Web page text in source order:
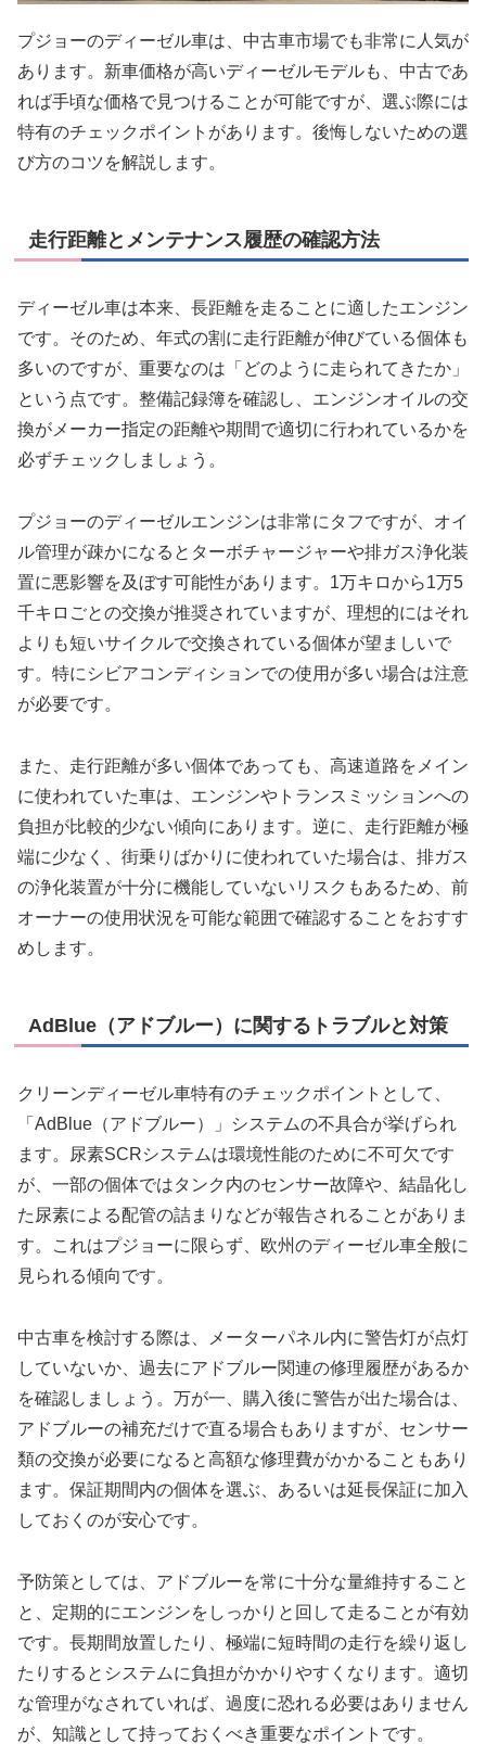
プジョーのディーゼル車は、中古車市場でも非常に人気が
あります。新車価格が高いディーゼルモデルも、中古であ
れば手頃な価格で見つけることが可能ですが、選ぶ際には
特有のチェックポイントがあります。後悔しないための選
び方のコツを解説します。
走行距離とメンテナンス履歴の確認方法
ディーゼル車は本来、長距離を走ることに適したエンジン
です。そのため、年式の割に走行距離が伸びている個体も
多いのですが、重要なのは「どのように走られてきたか」
という点です。整備記録簿を確認し、エンジンオイルの交
換がメーカー指定の距離や期間で適切に行われているかを
必ずチェックしましょう。
プジョーのディーゼルエンジンは非常にタフですが、オイ
ル管理が疎かになるとターボチャージャーや排ガス浄化装
置に悪影響を及ぼす可能性があります。1万キロから1万5
千キロごとの交換が推奨されていますが、理想的にはそれ
よりも短いサイクルで交換されている個体が望ましいで
す。特にシビアコンディションでの使用が多い場合は注意
が必要です。
また、走行距離が多い個体であっても、高速道路をメイン
に使われていた車は、エンジンやトランスミッションへの
負担が比較的少ない傾向にあります。逆に、走行距離が極
端に少なく、街乗りばかりに使われていた場合は、排ガス
の浄化装置が十分に機能していないリスクもあるため、前
オーナーの使用状況を可能な範囲で確認することをおすす
めします。
AdBlue（アドブルー）に関するトラブルと対策
クリーンディーゼル車特有のチェックポイントとして、
「AdBlue（アドブルー）」システムの不具合が挙げられ
ます。尿素SCRシステムは環境性能のために不可欠です
が、一部の個体ではタンク内のセンサー故障や、結晶化し
た尿素による配管の詰まりなどが報告されることがありま
す。これはプジョーに限らず、欧州のディーゼル車全般に
見られる傾向です。
中古車を検討する際は、メーターパネル内に警告灯が点灯
していないか、過去にアドブルー関連の修理履歴があるか
を確認しましょう。万が一、購入後に警告が出た場合は、
アドブルーの補充だけで直る場合もありますが、センサー
類の交換が必要になると高額な修理費がかかることもあり
ます。保証期間内の個体を選ぶ、あるいは延長保証に加入
しておくのが安心です。
予防策としては、アドブルーを常に十分な量維持すること
と、定期的にエンジンをしっかりと回して走ることが有効
です。長期間放置したり、極端に短時間の走行を繰り返し
たりするとシステムに負担がかかりやすくなります。適切
な管理がなされていれば、過度に恐れる必要はありません
が、知識として持っておくべき重要なポイントです。